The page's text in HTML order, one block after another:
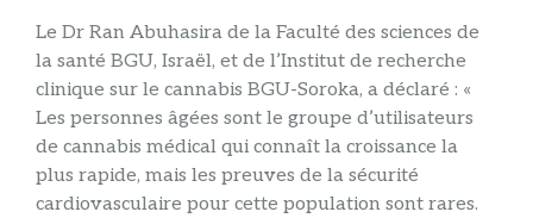
Le Dr Ran Abuhasira de la Faculté des sciences de
la santé BGU, Israël, et de l’Institut de recherche
clinique sur le cannabis BGU-Soroka, a déclaré : «
Les personnes âgées sont le groupe d’utilisateurs
de cannabis médical qui connaît la croissance la
plus rapide, mais les preuves de la sécurité
cardiovasculaire pour cette population sont rares.